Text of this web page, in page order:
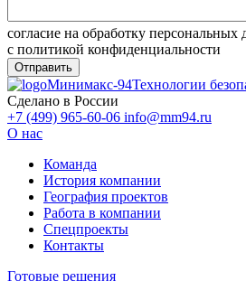
согласие на обработку
с политикой конфиденциальности
Минимакс-94Технологии
Сделано в России
+7 (499) 965-60-06 info@mm94.ru
О нас
Команда
История компании
География проектов
Работа в компании
Спецпроекты
Контакты
Готовые решения